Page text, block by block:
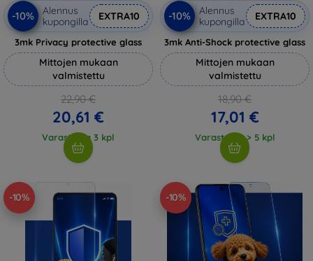
-10%
Alennus
kupongilla
EXTRA10
3mk Privacy protective glass
Mittojen mukaan
valmistettu
22,90 €
20,61 €
Varastossa 3 kpl
-10%
Alennus
kupongilla
EXTRA10
3mk Anti-Shock protective glass
Mittojen mukaan
valmistettu
18,90 €
17,01 €
Varastossa > 5 kpl
-10% -10%